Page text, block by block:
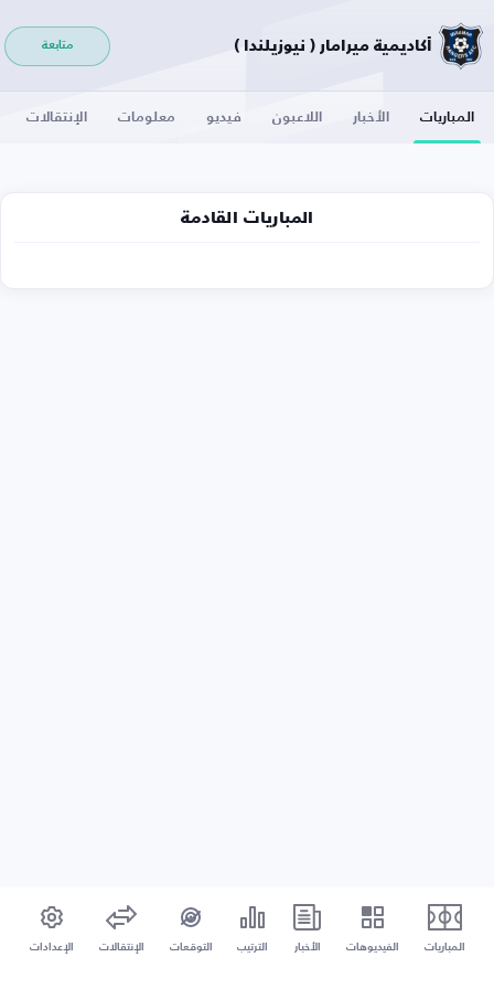
أكاديمية ميرامار ( نيوزيلندا ) متابعة
المباريات الأخبار اللاعبون فيديو معلومات الإنتقالات
المباريات القادمة
المباريات الفيديوهات الأخبار الترتيب التوقعات الإنتقالات الإعدادات